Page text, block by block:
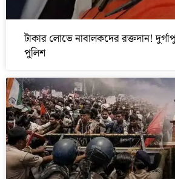
টাকার লোভে নাবালকদের রক্তদান!
পুলিশ